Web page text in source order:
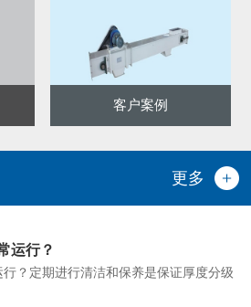
客户案例
更多
运行？
？定期进行清洁和保养是保证厚度分级